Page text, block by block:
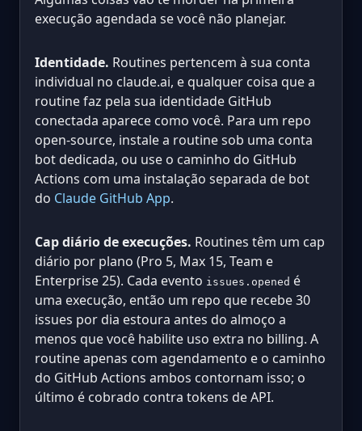
execução agendada se você não planejar.
Identidade. Routines pertencem à sua conta
individual no claude.ai, e qualquer coisa que a
routine faz pela sua identidade GitHub
conectada aparece como você. Para um repo
open-source, instale a routine sob uma conta
bot dedicada, ou use o caminho do GitHub
Actions com uma instalação separada de bot
do Claude GitHub App.
Cap diário de execuções. Routines têm um cap
diário por plano (Pro 5, Max 15, Team e
Enterprise 25). Cada evento issues.opened é
uma execução, então um repo que recebe 30
issues por dia estoura antes do almoço a
menos que você habilite uso extra no billing. A
routine apenas com agendamento e o caminho
do GitHub Actions ambos contornam isso; o
último é cobrado contra tokens de API.